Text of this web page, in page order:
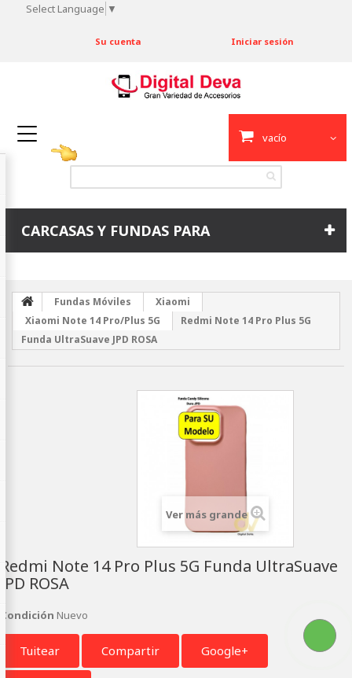
Select Language ▼
Iniciar sesión
Su cuenta
vacío
CARCASAS Y FUNDAS PARA
Fundas Móviles
Xiaomi
Xiaomi Note 14 Pro/Plus 5G
Redmi Note 14 Pro Plus 5G
Funda UltraSuave JPD ROSA
Ver más grande
Redmi Note 14 Pro Plus 5G Funda UltraSuave
JPD ROSA
Condición Nuevo
Tuitear Compartir Google+